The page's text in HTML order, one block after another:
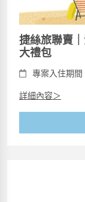
捷絲旅聯賣
大禮包
專案入住期
詳細內容＞